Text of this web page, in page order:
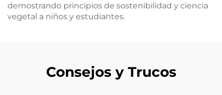
demostrando principios de sostenibilidad y ciencia
vegetal a niños y estudiantes.
Consejos y Trucos